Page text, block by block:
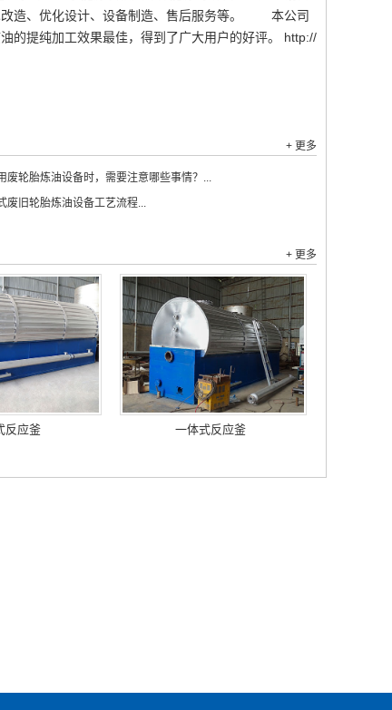
改造、优化设计、设备制造、售后服务等。 本公司
的提纯加工效果最佳，得到了广大用户的好评。 http://
+ 更多
废轮胎炼油设备时，需要注意哪些事情？...
废旧轮胎炼油设备工艺流程...
+ 更多
反应釜 一体式反应釜